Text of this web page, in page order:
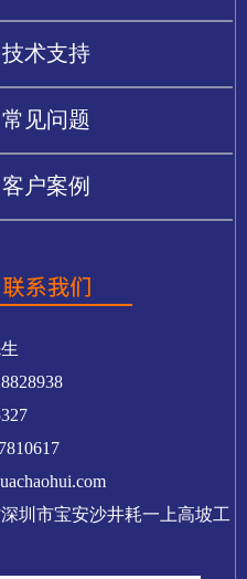
技术支持
常见问题
客户案例
圳市宝安沙井耗一上高坡工